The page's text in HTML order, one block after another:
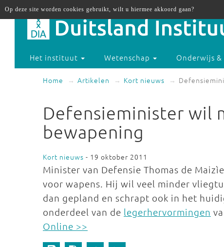
Het instituut Wetenschap Onderwijs
Home Artikelen Kort nieuws
Defensieminister wil
bewapening
Kort nieuws - 19 oktober 2011
Minister van Defensie Thomas de
voor wapens. Hij wil veel minder
dan gepland en schrapt ook in het
onderdeel van de legerhervormingen
Online >>
Op deze site worden cookies gebruikt, wilt u hiermee akkoord gaan?